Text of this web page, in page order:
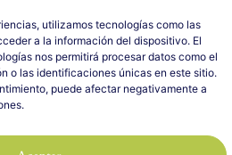
utilizamos tecnologías como las
a la información del dispositivo. El
nos permitirá procesar datos como el
o las identificaciones únicas en este sitio.
puede afectar negativamente a
Asturias
990 154
de Privacidad
de Cookies